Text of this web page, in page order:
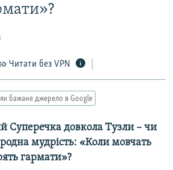
Читати без VPN
бажане джерело в Google
Суперечка довкола Тузли – чи
мудрість: «Коли мовчать
гармати»?